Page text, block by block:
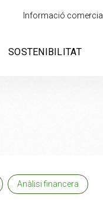
Informació comercial
SOSTENIBILITAT
Anàlisi financera